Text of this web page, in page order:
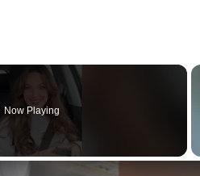
Now Playing